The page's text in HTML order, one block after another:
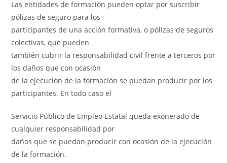
Las entidades de formación pueden optar por suscribir
pólizas de seguro para los
participantes de una acción formativa, o pólizas de seguros
colectivas, que pueden
también cubrir la responsabilidad civil frente a terceros por
los daños que con ocasión
de la ejecución de la formación se puedan producir por los
participantes. En todo caso el
Servicio Público de Empleo Estatal queda exonerado de
cualquier responsabilidad por
daños que se puedan producir con ocasión de la ejecución
de la formación.